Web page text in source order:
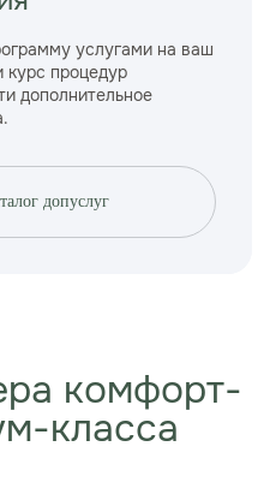
услугами на ваш
курс процедур
дополнительное
допуслуг
комфорт-
класса